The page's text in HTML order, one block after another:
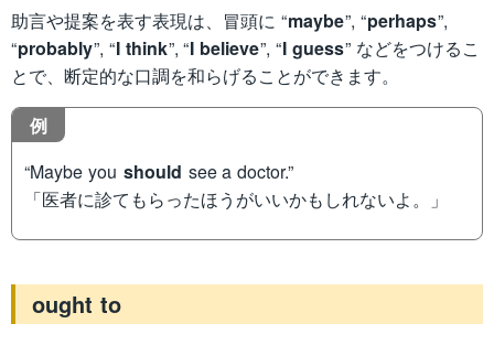
助言や提案を表す表現は、冒頭に “maybe”, “perhaps”,
“probably”, “I think”, “I believe”, “I guess” などをつけるこ
とで、断定的な口調を和らげることができます。
例
“Maybe you should see a doctor.”
「医者に診てもらったほうがいいかもしれないよ。」
ought to